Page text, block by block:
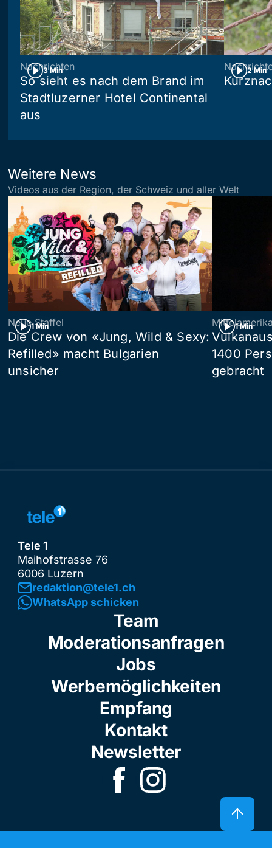
3 Min
Nachrichten
So sieht es nach dem Brand im
Stadtluzerner Hotel Continental
aus
2 Min
Weitere News
Videos aus der Region, der Schweiz und aller Welt
1 Min
Neue Staffel
Die Crew von «Jung, Wild & Sexy:
Refilled» macht Bulgarien
unsicher
1 Min
1400
gebracht
Tele 1
Maihofstrasse 76
6006 Luzern
redaktion@tele1.ch
WhatsApp schicken
Team
Moderationsanfragen
Jobs
Werbemöglichkeiten
Empfang
Kontakt
Newsletter